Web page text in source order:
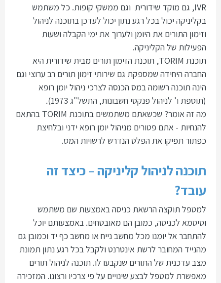
IVR, גם מוקד שידורית וגם ממשקי קופות. כל משתמש
בקליניקה יכול בכל רגע נתון יכול לעדכן בתוכנה לניהול
וזימון התורים את היומן ולערוך את ימי הקבלה ושעות
הפעילות של הקליניקה.
תוכנת TORIM, תוכנת הזימון תורים מבית שידורית היא
החברה היחידה שמספקת גם שירותי זימון תורים רב ערוצי וגם
הינה תוכנה רשומה במס הכנסה לצרכי ניהול יומן רופא
(תוספת ו' לניהול פנקסי חשבונות, התשל"ג 1973).
מה זה אומר? שכשאתם משתמשים בתוכנת TORIM בהתאם
להנחיות - אתם פטורים מניהול יומן רופא ידני ובלחיצת
כפתור תפיקו את הפלט הנדרש לרשויות המס.
תוכנה לניהול קליניקה – כיצד זה
עובד?
למטפל תוקצה הרשאת כניסה באמצעות שם משתמש
וסיסמא לכניסה, כמובן הם מאובטחים. באמצעותם יוכל
להתחבר אל יומנו מכל מחשב נייח או מחשב כף יד וכמובן גם
מהנייד המחובר לרשת אינטרנט ולקבל בכל רגע נתון תמונת
מצב עדכנית של התורים שנקבעו לו. תוכנה לניהול תורים
מאפשרת למטפל לבצע שינויים על פי צרכיו ורצונו. המזכירה